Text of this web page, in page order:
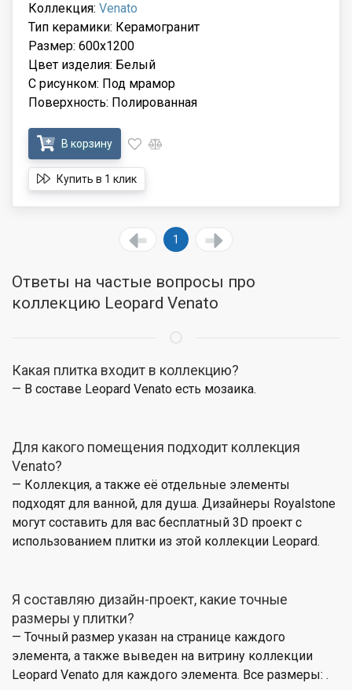
Коллекция: Venato
Тип керамики: Керамогранит
Размер: 600x1200
Цвет изделия: Белый
С рисунком: Под мрамор
Поверхность: Полированная
В корзину
Купить в 1 клик
1
Ответы на частые вопросы про
коллекцию Leopard Venato
Какая плитка входит в коллекцию?
— В составе Leopard Venato есть мозаика.
Для какого помещения подходит коллекция
Venato?
— Коллекция, а также её отдельные элементы
подходят для ванной, для душа. Дизайнеры Royalstone
могут составить для вас бесплатный 3D проект с
использованием плитки из этой коллекции Leopard.
Я составляю дизайн-проект, какие точные
размеры у плитки?
— Точный размер указан на странице каждого
элемента, а также выведен на витрину коллекции
Leopard Venato для каждого элемента. Все размеры: .